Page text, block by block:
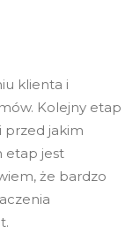
klienta i
Kolejny etap
przed jakim
etap jest
że bardzo